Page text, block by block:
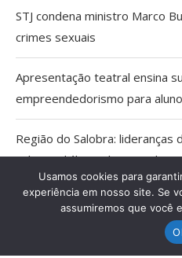
STJ condena ministro Marco
crimes sexuais
Apresentação teatral ensina
empreendedorismo para
Região do Salobra: lideranças
cobram diálogo aberto sobre
Cientistas cassados pelo AI-
Usamos cookies para
experiência em nosso site. Se
assumiremos que você